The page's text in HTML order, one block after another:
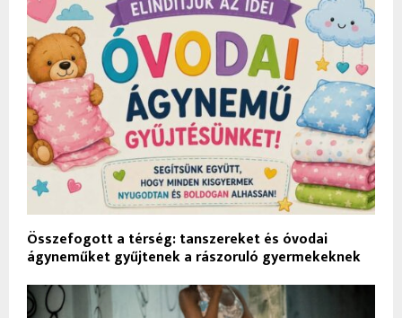
Összefogott a térség: tanszereket és óvodai
ágyneműket gyűjtenek a rászoruló gyermekeknek